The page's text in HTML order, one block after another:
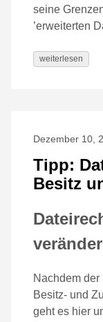
seine
’erweiterten
weiterlesen
Dezember 10,
Tipp:
Besitz
Nachdem der
Besitz- und
geht es hier